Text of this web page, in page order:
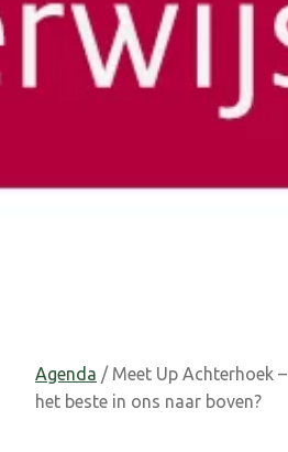
Agenda / Meet Up Achterhoek
het beste in ons naar boven?